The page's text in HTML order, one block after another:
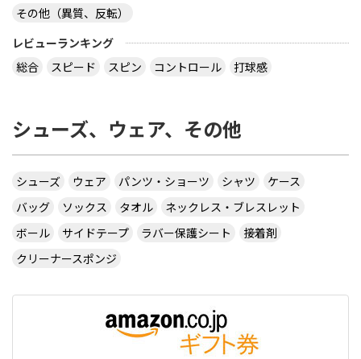
その他（異質、反転）
レビューランキング
総合
スピード スピン コントロール 打球感
シューズ、ウェア、その他
シューズ ウェア パンツ・ショーツ シャツ
ケース
バッグ
ソックス タオル
ネックレス・ブレスレット
ボール
サイドテープ ラバー保護シート
接着剤
クリーナースポンジ